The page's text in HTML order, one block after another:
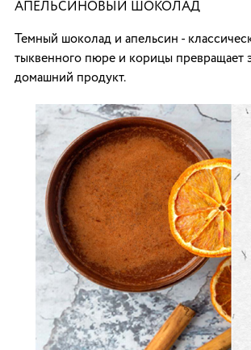
АПЕЛЬСИНОВЫЙ ШОКОЛАД
Темный шоколад и апельсин -
тыквенного пюре и корицы превращает
домашний продукт.